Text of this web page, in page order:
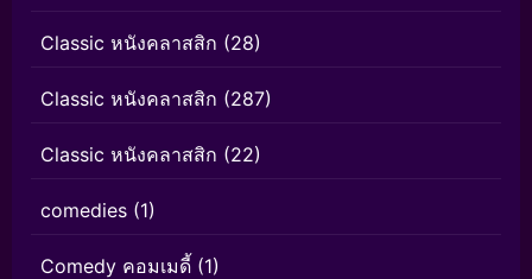
Classic หนังคลาสสิก (28)
Classic หนังคลาสสิก (287)
Classic หนังคลาสสิก (22)
comedies (1)
Comedy คอมเมดี้ (1)